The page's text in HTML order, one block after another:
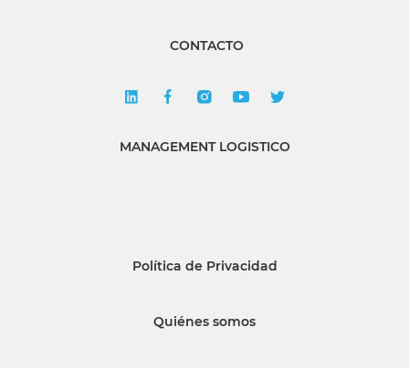
CONTACTO
MANAGEMENT LOGISTICO
Política de Privacidad
Quiénes somos